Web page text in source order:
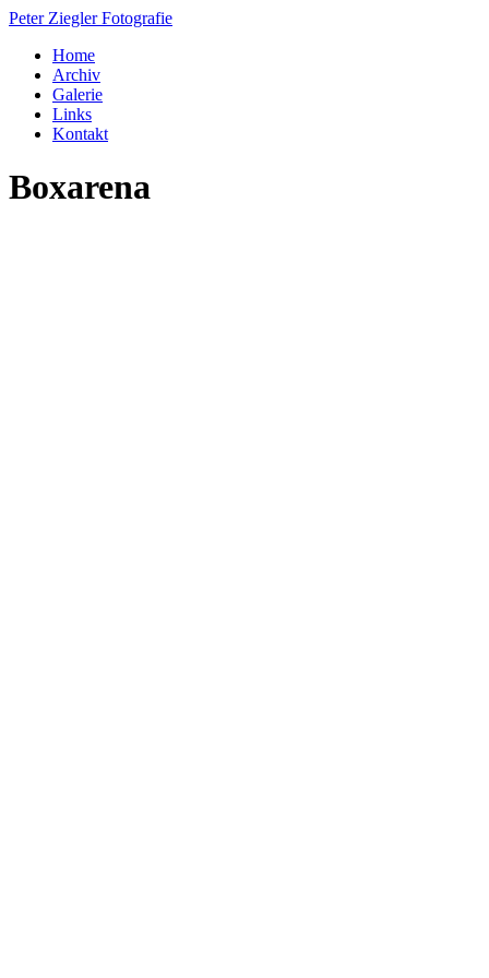
Peter ZieglerFotografie
Home
Archiv
Galerie
Links
Kontakt
Boxarena